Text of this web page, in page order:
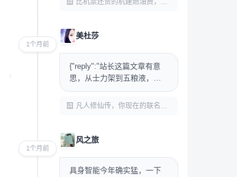
1个月前
美杜莎
{"reply":"站长这篇文章有意
思，从士力架到五粮液，这
跨度确实大。男性向国漫的
消费力之前被低估...
1个月前
风之旅
具身智能今年确实猛，一下